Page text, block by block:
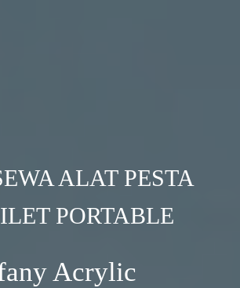
ALAT PESTA
PORTABLE
Acrylic